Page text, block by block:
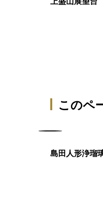
このペ
島田人形浄瑠